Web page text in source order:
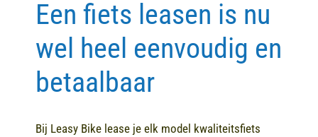
Contact
Een fiets leasen is nu
wel heel eenvoudig en
betaalbaar
Bij Leasy Bike lease je elk model kwaliteitsfiets